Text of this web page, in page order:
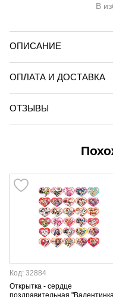
В
ОПИСАНИЕ
ОПЛАТА И ДОСТАВКА
ОТЗЫВЫ
Код: 32884
Открытка - сердце
поздравительная